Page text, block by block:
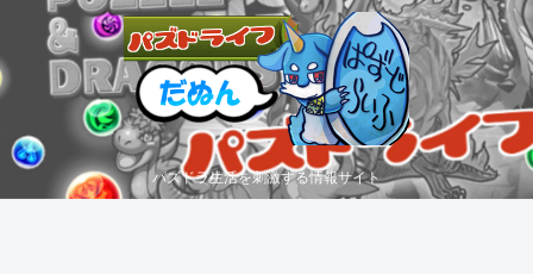
パズドラ生活を刺激する情報サイト